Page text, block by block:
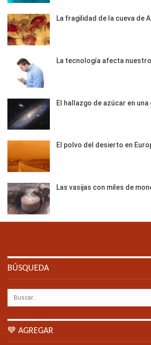
La fragilidad de la cueva de
La tecnología afecta
El hallazgo de azúcar en una
El polvo del desierto en
Las vasijas con miles de
BÚSQUEDA
💙 AGREGAR